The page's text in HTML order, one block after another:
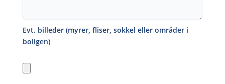
Evt. billeder (myrer, fliser, sokkel eller områder i
boligen)